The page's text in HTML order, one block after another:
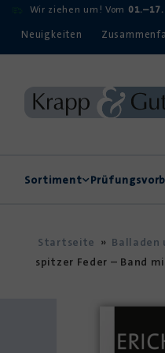
Wir ziehen um! Vom
Neuigkeiten
Sortiment
Startseite » Balladen
spitzer Feder – Band